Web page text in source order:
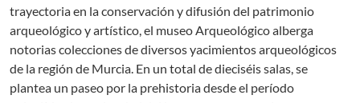
trayectoria en la conservación y difusión del patrimonio
arqueológico y artístico, el museo Arqueológico alberga
notorias colecciones de diversos yacimientos arqueológicos
de la región de Murcia. En un total de dieciséis salas, se
plantea un paseo por la prehistoria desde el período